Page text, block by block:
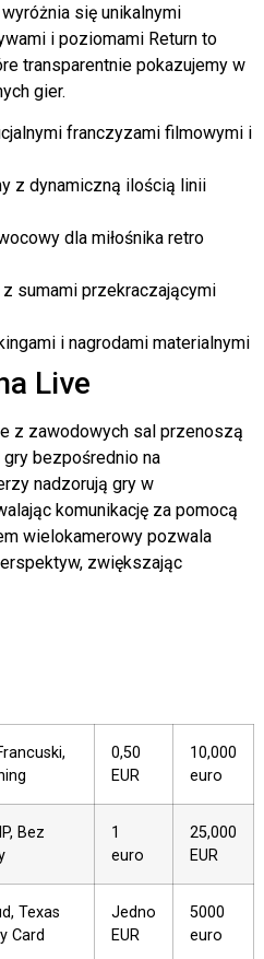
się unikalnymi
i poziomami Return to
transparentnie pokazujemy w
gier.
franczyzami filmowymi i
z dynamiczną ilością linii
dla miłośnika retro
sumami przekraczającymi
i nagrodami materialnymi
Live
z zawodowych sal przenoszą
bezpośrednio na
nadzorują gry w
komunikację za pomocą
wielokamerowy pozwala
zwiększając
0,50
EUR
10,000
euro
Bez
1
euro
25,000
EUR
Texas
Card
Jedno
EUR
5000
euro